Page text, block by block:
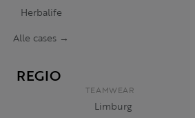
Herbalife
Alle cases →
REGIO
TEAMWEAR
Limburg